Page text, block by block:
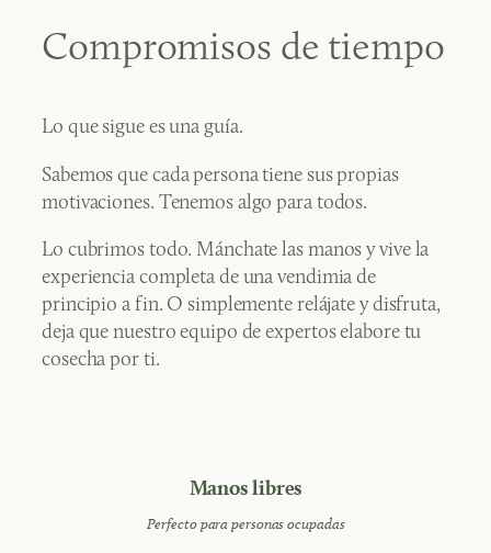
Compromisos de tiempo
Lo que sigue es una guía.
Sabemos que cada persona tiene sus propias
motivaciones. Tenemos algo para todos.
Lo cubrimos todo. Mánchate las manos y vive la
experiencia completa de una vendimia de
principio a fin. O simplemente relájate y disfruta,
deja que nuestro equipo de expertos elabore tu
cosecha por ti.
Manos libres
Perfecto para personas ocupadas